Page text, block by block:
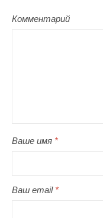
Комментарий
Ваше имя *
Ваш email *